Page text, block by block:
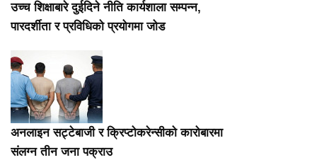
उच्च शिक्षाबारे दुईदिने नीति कार्यशाला सम्पन्न,
पारदर्शीता र प्रविधिको प्रयोगमा जोड
अनलाइन सट्टेबाजी र क्रिप्टोकरेन्सीको कारोबारमा
संलग्न तीन जना पक्राउ